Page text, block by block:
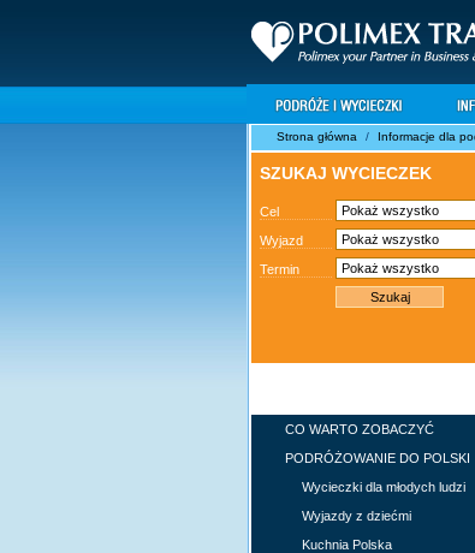
Strona główna / Informacje dla
SZUKAJ WYCIECZEK
Cel
Wyjazd
Termin
CO WARTO ZOBACZYĆ
PODRÓŻOWANIE DO POLSKI
Wycieczki dla młodych ludzi
Wyjazdy z dziećmi
Kuchnia Polska